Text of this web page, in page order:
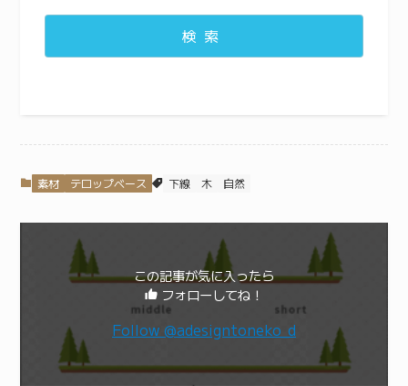
検索
素材 テロップベース 下線 木 自然
この記事が気に入ったら
フォローしてね！
Follow @adesigntoneko_d